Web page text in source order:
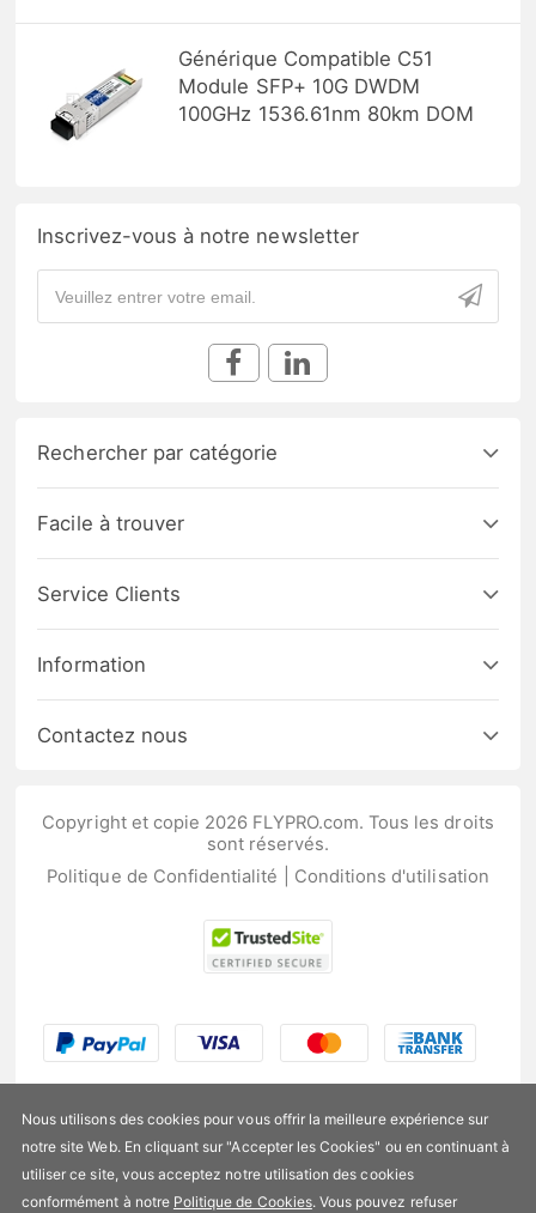
Générique Compatible C51
Module SFP+ 10G DWDM
100GHz 1536.61nm 80km DOM
Inscrivez-vous à notre newsletter
Rechercher par catégorie
Facile à trouver
Service Clients
Information
Contactez nous
Copyright et copie 2026 FLYPRO.com. Tous les droits
sont réservés.
Politique de Confidentialité
Conditions d'utilisation
Nous utilisons des cookies pour vous offrir la meilleure expérience sur
notre site Web. En cliquant sur "Accepter les Cookies" ou en continuant à
utiliser ce site, vous acceptez notre utilisation des cookies
conformément à notre Politique de Cookies. Vous pouvez refuser